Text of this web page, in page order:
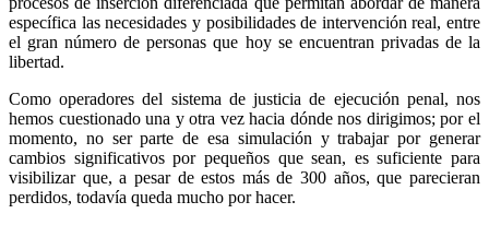
específica las necesidades y posibilidades de intervención real, entre
el gran número de personas que hoy se encuentran privadas de la
libertad.
Como operadores del sistema de justicia de ejecución penal, nos
hemos cuestionado una y otra vez hacia dónde nos dirigimos; por el
momento, no ser parte de esa simulación y trabajar por generar
cambios significativos por pequeños que sean, es suficiente para
visibilizar que, a pesar de estos más de 300 años, que parecieran
perdidos, todavía queda mucho por hacer.